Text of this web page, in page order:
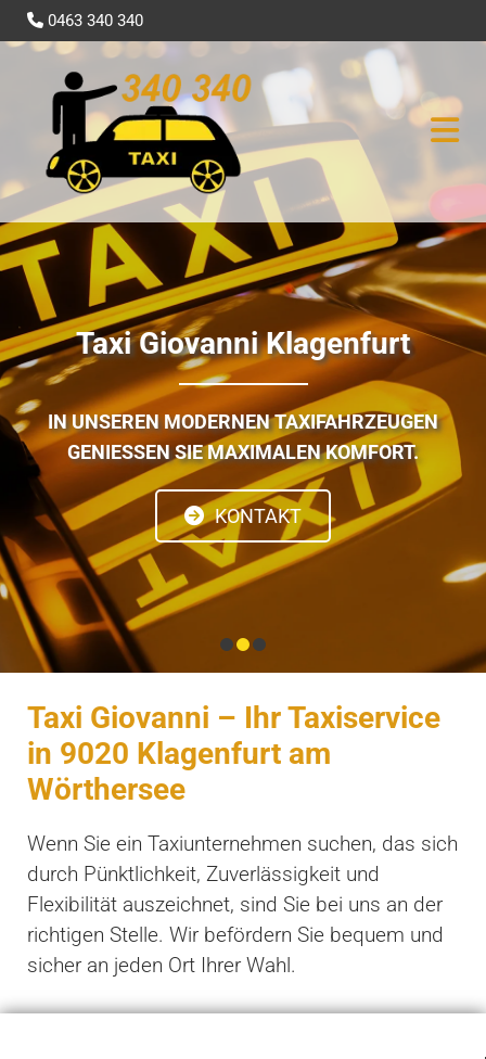
 0463 340 340
Taxi Giovanni Klagenfurt
IN UNSEREN MODERNEN TAXIFAHRZEUGEN
GENIESSEN SIE MAXIMALEN KOMFORT.
KONTAKT
Taxi Giovanni – Ihr Taxiservice
in 9020 Klagenfurt am
Wörthersee
Wenn Sie ein Taxiunternehmen suchen, das sich
durch Pünktlichkeit, Zuverlässigkeit und
Flexibilität auszeichnet, sind Sie bei uns an der
richtigen Stelle. Wir befördern Sie bequem und
sicher an jeden Ort Ihrer Wahl.